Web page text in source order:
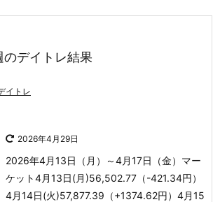
デイトレ結果
イトレ
2026年4月29日
2026年4月13日（月）～4月17日（金） マー
ケット4月13日(月)56,502.77（-421.34円）
4月14日(火)57,877.39（+1374.62円） 4月15